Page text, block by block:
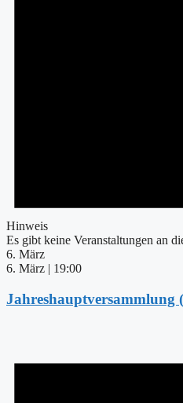
Hinweis
Es gibt keine Veranstaltungen an
6. März
6. März | 19:00
Jahreshauptversammlung